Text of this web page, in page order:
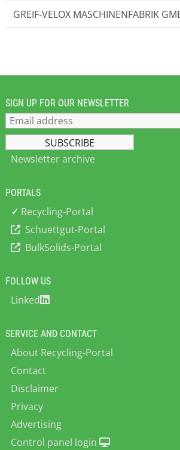
GREIF-VELOX MASCHINENFABRIK
SIGN UP FOR OUR NEWSLETTER
Newsletter archive
PORTALS
✓ Recycling-Portal
Schuettgut-Portal
BulkSolids-Portal
FOLLOW US
Linked
SERVICE AND CONTACT
About Recycling-Portal
Contact
Disclaimer
Privacy
Advertising
Control panel login